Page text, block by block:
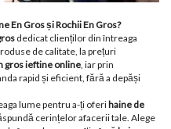
En Gros și Rochii En Gros?
dedicat clienților din întreaga
de calitate, la prețuri
gros ieftine online, iar prin
rapid și eficient, fără a depăși
lume pentru a-ți oferihaine de
cerințelor afacerii tale. Alege